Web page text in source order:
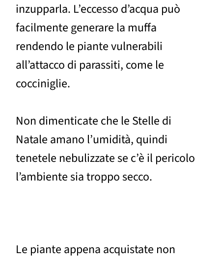
inzupparla. L’eccesso d’acqua può
facilmente generare la muffa
rendendo le piante vulnerabili
all’attacco di parassiti, come le
cocciniglie.
Non dimenticate che le Stelle di
Natale amano l’umidità, quindi
tenetele nebulizzate se c’è il pericolo
l’ambiente sia troppo secco.
Le piante appena acquistate non